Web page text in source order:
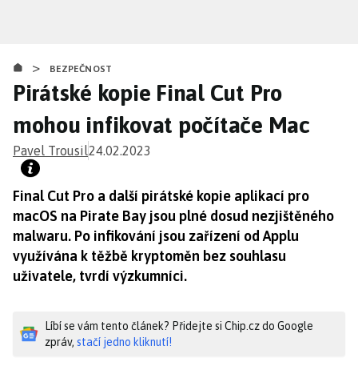
obsahu
> BEZPEČNOST
Pirátské kopie Final Cut Pro
mohou infikovat počítače Mac
Pavel Trousil24.02.2023
Final Cut Pro a další pirátské kopie aplikací pro
macOS na Pirate Bay jsou plné dosud nezjištěného
malwaru. Po infikování jsou zařízení od Applu
využívána k těžbě kryptoměn bez souhlasu
uživatele, tvrdí výzkumníci.
Líbí se vám tento článek? Přidejte si Chip.cz do Google
zpráv, stačí jedno kliknutí!